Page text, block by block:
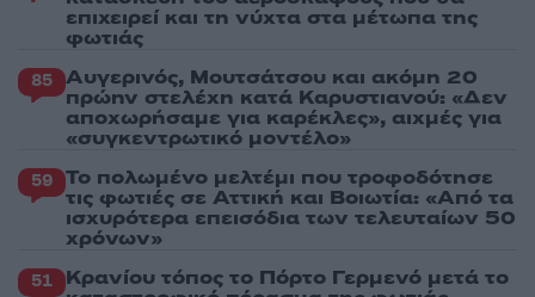
επιχειρεί και τη νύχτα στα μέτωπα της
φωτιάς
85 Αυγερινός, Μουτσάτσου και ακόμη 20
πρώην στελέχη κατά Καρυστιανού: «Δεν
αποχωρήσαμε για καρέκλες», αιχμές για
«συγκεντρωτικό μοντέλο»
59 Το πολωμένο μελτέμι που τροφοδότησε
τις φωτιές σε Αττική και Βοιωτία: «Από τα
ισχυρότερα επεισόδια των τελευταίων 50
χρόνων»
51 Κρανίου τόπος το Πόρτο Γερμενό μετά το